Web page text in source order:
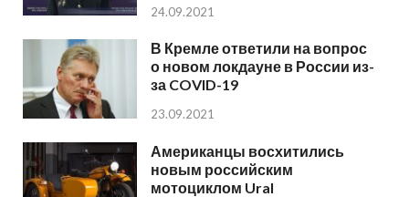
24.09.2021
В Кремле ответили на вопрос
о новом локдауне в России из-
за COVID-19
23.09.2021
Американцы восхитились
новым российским
мотоциклом Ural